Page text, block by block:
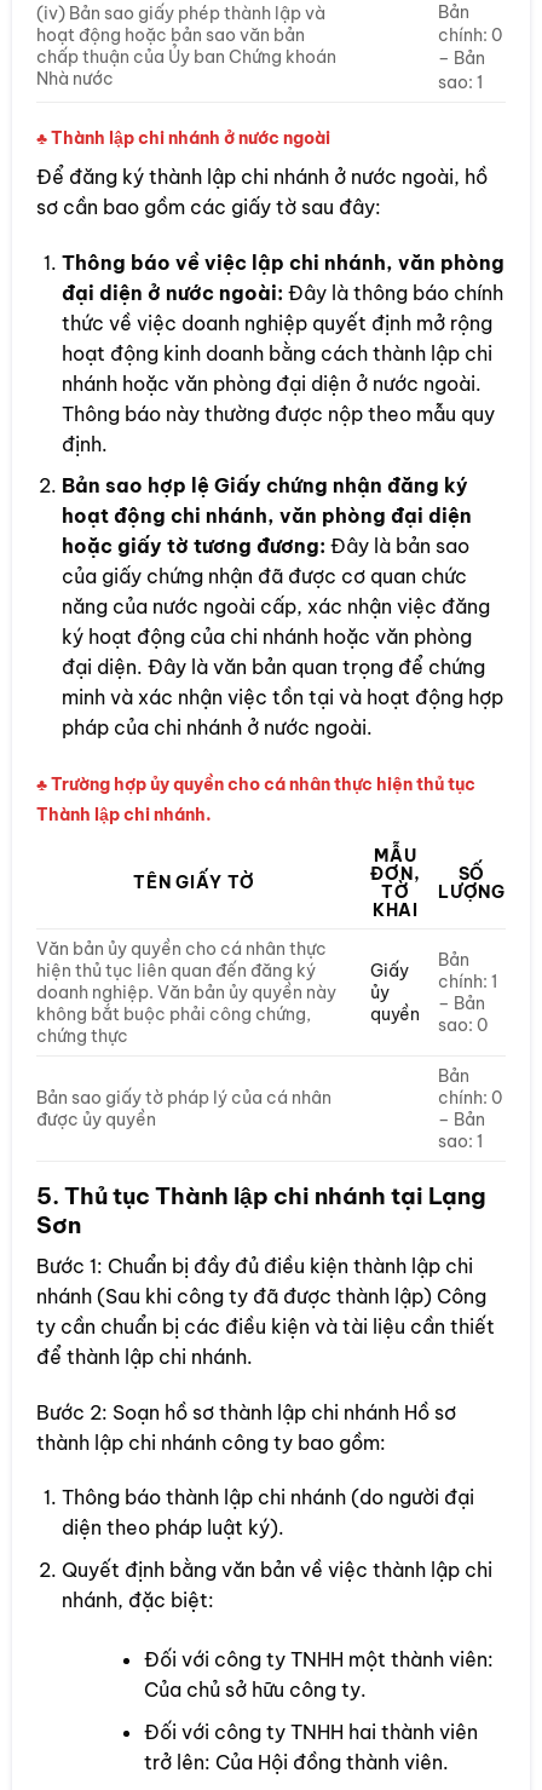
(iv) Bản sao giấy phép thành lập và
hoạt động hoặc bản sao văn bản
chấp thuận của Ủy ban Chứng khoán
Nhà nước
Bản
chính: 0
– Bản
sao: 1
♣ Thành lập chi nhánh ở nước ngoài
Để đăng ký thành lập chi nhánh ở nước ngoài, hồ
sơ cần bao gồm các giấy tờ sau đây:
Thông báo về việc lập chi nhánh, văn phòng
đại diện ở nước ngoài: Đây là thông báo chính
thức về việc doanh nghiệp quyết định mở rộng
hoạt động kinh doanh bằng cách thành lập chi
nhánh hoặc văn phòng đại diện ở nước ngoài.
Thông báo này thường được nộp theo mẫu quy
định.
Bản sao hợp lệ Giấy chứng nhận đăng ký
hoạt động chi nhánh, văn phòng đại diện
hoặc giấy tờ tương đương: Đây là bản sao
của giấy chứng nhận đã được cơ quan chức
năng của nước ngoài cấp, xác nhận việc đăng
ký hoạt động của chi nhánh hoặc văn phòng
đại diện. Đây là văn bản quan trọng để chứng
minh và xác nhận việc tồn tại và hoạt động hợp
pháp của chi nhánh ở nước ngoài.
♣ Trường hợp ủy quyền cho cá nhân thực hiện thủ tục
Thành lập chi nhánh.
TÊN GIẤY TỜ
MẪU
ĐƠN,
TỜ
KHAI
SỐ
LƯỢNG
Văn bản ủy quyền cho cá nhân thực
hiện thủ tục liên quan đến đăng ký
doanh nghiệp. Văn bản ủy quyền này
không bắt buộc phải công chứng,
chứng thực
Giấy
ủy
quyền
Bản
chính: 1
– Bản
sao: 0
Bản sao giấy tờ pháp lý của cá nhân
được ủy quyền
Bản
chính: 0
– Bản
sao: 1
5. Thủ tục Thành lập chi nhánh tại Lạng
Sơn
Bước 1: Chuẩn bị đầy đủ điều kiện thành lập chi
nhánh (Sau khi công ty đã được thành lập) Công
ty cần chuẩn bị các điều kiện và tài liệu cần thiết
để thành lập chi nhánh.
Bước 2: Soạn hồ sơ thành lập chi nhánh Hồ sơ
thành lập chi nhánh công ty bao gồm:
Thông báo thành lập chi nhánh (do người đại
diện theo pháp luật ký).
Quyết định bằng văn bản về việc thành lập chi
nhánh, đặc biệt:
Đối với công ty TNHH một thành viên:
Của chủ sở hữu công ty.
Đối với công ty TNHH hai thành viên
trở lên: Của Hội đồng thành viên.